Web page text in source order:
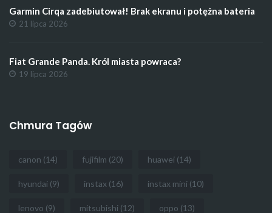
Garmin Cirqa zadebiutował! Brak ekranu i potężna bateria
21 lipca 2026
Fiat Grande Panda. Król miasta powraca?
19 lipca 2026
Chmura Tagów
canon (14) fujifilm (20) huawei (14)
hyundai (9) instax (16) instax mini (10)
lenovo (9) mitsubishi (12) oppo (13)